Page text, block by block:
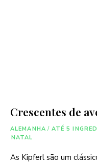
Crescentes de
ALEMANHA / ATÉ 5
NATAL
As Kipferl são um